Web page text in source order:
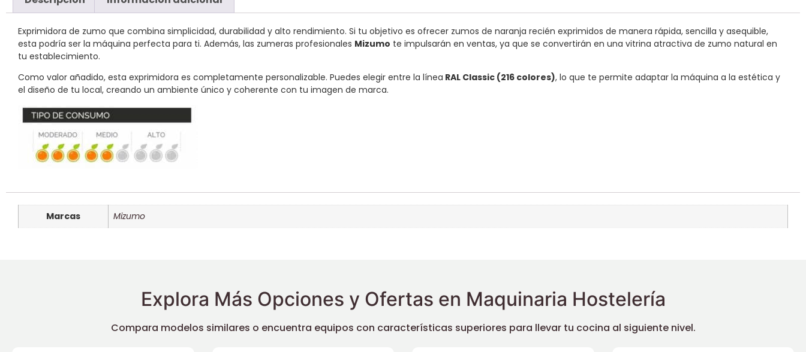
Exprimidora de zumo que combina simplicidad, durabilidad y alto rendimiento. Si tu objetivo es ofrecer zumos de naranja recién exprimidos de manera rápida, sencilla y asequible,
esta podría ser la máquina perfecta para ti. Además, las zumeras profesionales Mizumo te impulsarán en ventas, ya que se convertirán en una vitrina atractiva de zumo natural en
tu establecimiento.
Como valor añadido, esta exprimidora es completamente personalizable. Puedes elegir entre la línea RAL Classic (216 colores), lo que te permite adaptar la máquina a la estética y
el diseño de tu local, creando un ambiente único y coherente con tu imagen de marca.
Marcas Mizumo
Explora Más Opciones y Ofertas en Maquinaria Hostelería
Compara modelos similares o encuentra equipos con características superiores para llevar tu cocina al siguiente nivel.